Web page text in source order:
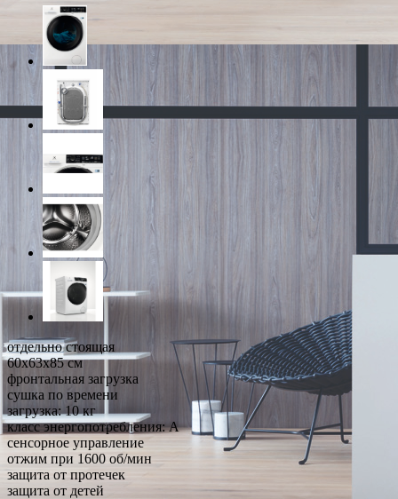
отдельно стоящая
60x63x85 см
фронтальная загрузка
сушка по времени
загрузка: 10 кг
класс энергопотребления: A
сенсорное управление
отжим при 1600 об/мин
защита от протечек
защита от детей